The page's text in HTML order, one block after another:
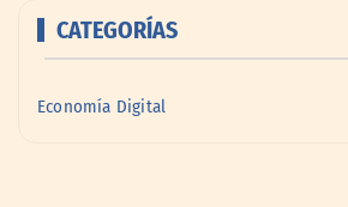
CATEGORÍAS
Economía Digital